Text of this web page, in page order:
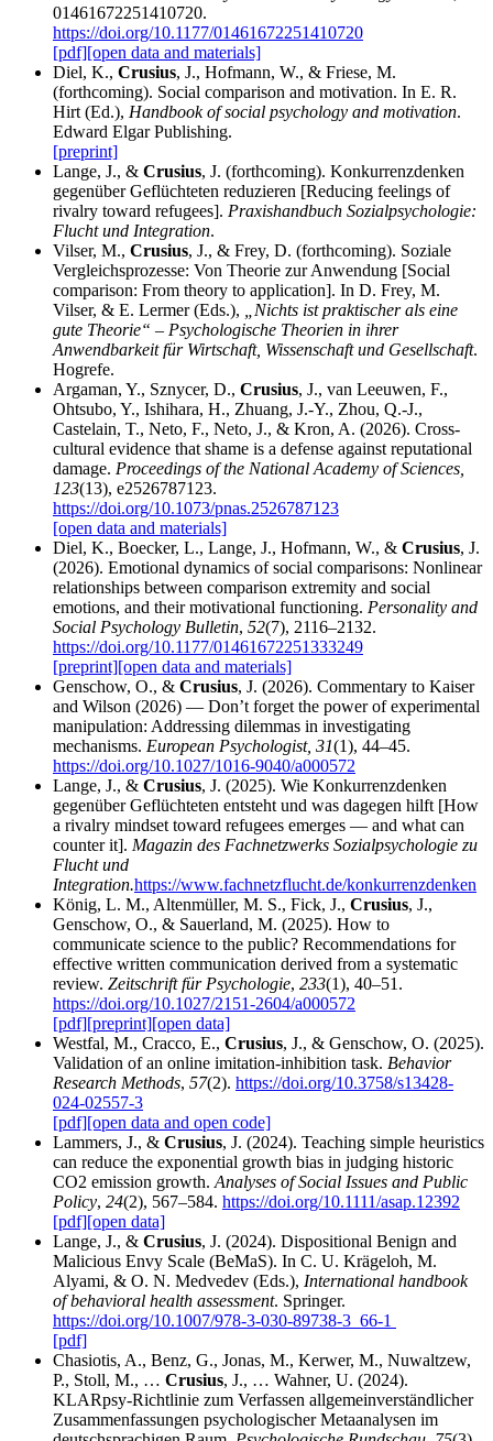
01461672251410720.
https://doi.org/10.1177/01461672251410720
[pdf][open data and materials]
Diel, K., Crusius, J., Hofmann, W., & Friese, M.
(forthcoming). Social comparison and motivation. In E. R.
Hirt (Ed.), Handbook of social psychology and motivation.
Edward Elgar Publishing.
[preprint]
Lange, J., & Crusius, J. (forthcoming). Konkurrenzdenken
gegenüber Geflüchteten reduzieren [Reducing feelings of
rivalry toward refugees]. Praxishandbuch Sozialpsychologie:
Flucht und Integration.
Vilser, M., Crusius, J., & Frey, D. (forthcoming). Soziale
Vergleichsprozesse: Von Theorie zur Anwendung [Social
comparison: From theory to application]. In D. Frey, M.
Vilser, & E. Lermer (Eds.),
„Nichts ist praktischer als eine
gute Theorie“ – Psychologische Theorien in ihrer
Anwendbarkeit für Wirtschaft, Wissenschaft und Gesellschaft.
Hogrefe.
Argaman, Y., Sznycer, D., Crusius, J., van Leeuwen, F.,
Ohtsubo, Y., Ishihara, H., Zhuang, J.-Y., Zhou, Q.-J.,
Castelain, T., Neto, F., Neto, J., & Kron, A. (2026). Cross-
cultural evidence that shame is a defense against reputational
damage. Proceedings of the National Academy of Sciences,
123(13), e2526787123.
https://doi.org/10.1073/pnas.2526787123
[open data and materials]
Diel, K., Boecker, L., Lange, J., Hofmann, W., & Crusius, J.
(2026). Emotional dynamics of social comparisons: Nonlinear
relationships between comparison extremity and social
emotions, and their motivational functioning. Personality and
Social Psychology Bulletin, 52(7), 2116–2132.
https://doi.org/10.1177/01461672251333249
[preprint][open data and materials]
Genschow, O., & Crusius, J. (2026). Commentary to Kaiser
and Wilson (2026) — Don’t forget the power of experimental
manipulation: Addressing dilemmas in investigating
mechanisms. European Psychologist, 31(1), 44–45.
https://doi.org/10.1027/1016-9040/a000572
Lange, J., & Crusius, J. (2025). Wie Konkurrenzdenken
gegenüber Geflüchteten entsteht und was dagegen hilft [How
a rivalry mindset toward refugees emerges — and what can
counter it]. Magazin des Fachnetzwerks Sozialpsychologie zu
Flucht und
Integration.https://www.fachnetzflucht.de/konkurrenzdenken
König, L. M., Altenmüller, M. S., Fick, J., Crusius, J.,
Genschow, O., & Sauerland, M. (2025). How to
communicate science to the public? Recommendations for
effective written communication derived from a systematic
review. Zeitschrift für Psychologie, 233(1), 40–51.
https://doi.org/10.1027/2151-2604/a000572
[pdf][preprint][open data]
Westfal, M., Cracco, E., Crusius, J., & Genschow, O. (2025).
Validation of an online imitation-inhibition task. Behavior
Research Methods, 57(2). https://doi.org/10.3758/s13428-
024-02557-3
[pdf][open data and open code]
Lammers, J., & Crusius, J. (2024). Teaching simple heuristics
can reduce the exponential growth bias in judging historic
CO2 emission growth. Analyses of Social Issues and Public
Policy, 24(2), 567–584. https://doi.org/10.1111/asap.12392
[pdf][open data]
Lange, J., & Crusius, J. (2024). Dispositional Benign and
Malicious Envy Scale (BeMaS). In C. U. Krägeloh, M.
Alyami, & O. N. Medvedev (Eds.), International handbook
of behavioral health assessment. Springer.
https://doi.org/10.1007/978-3-030-89738-3_66-1
[pdf]
Chasiotis, A., Benz, G., Jonas, M., Kerwer, M., Nuwaltzew,
P., Stoll, M., … Crusius, J., … Wahner, U. (2024).
KLARpsy-Richtlinie zum Verfassen allgemeinverständlicher
Zusammenfassungen psychologischer Metaanalysen im